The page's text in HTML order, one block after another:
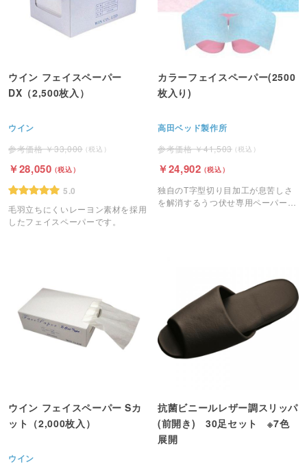
ウイン フェイスペーパー
DX（2,500枚入）
ウイン
33,000
28,050
5.0
毛羽立ちにくいレーヨン素材を採用
したフェイスペーパーです。
カラーフェイスペーパー(2500
枚入り)
高田ベッド製作所
41,503
24,902
独自のT字型切り目加工が息苦しさ
を解消するうつ伏せ専用ペーパーで
ウイン フェイスペーパー Sカ
ット（2,000枚入）
ウイン
抗菌ビニールレザー調スリッパ
(前開き) 30足セット ※7色
展開